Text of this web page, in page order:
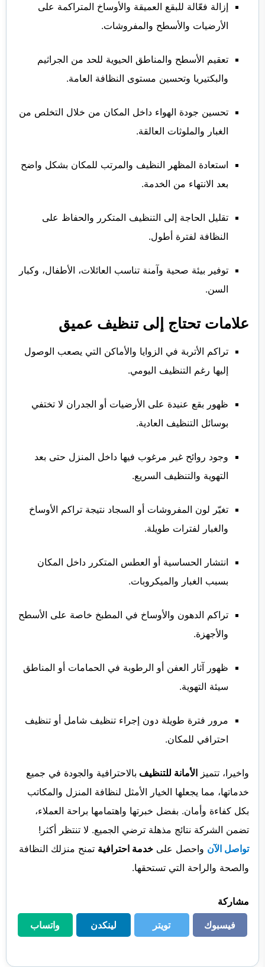
إزالة فعّالة للبقع العميقة والأوساخ المتراكمة على
الأرضيات والأسطح والمفروشات.
تعقيم الأسطح والمناطق الحيوية للحد من الجراثيم
والبكتيريا وتحسين مستوى النظافة العامة.
تحسين جودة الهواء داخل المكان من خلال التخلص من
الغبار والملوثات العالقة.
استعادة المظهر النظيف والمرتب للمكان بشكل واضح
بعد الانتهاء من الخدمة.
تقليل الحاجة إلى التنظيف المتكرر والحفاظ على
النظافة لفترة أطول.
توفير بيئة صحية وآمنة تناسب العائلات، الأطفال، وكبار
السن.
علامات تحتاج إلى تنظيف عميق
تراكم الأتربة في الزوايا والأماكن التي يصعب الوصول
إليها رغم التنظيف اليومي.
ظهور بقع عنيدة على الأرضيات أو الجدران لا تختفي
بوسائل التنظيف العادية.
وجود روائح غير مرغوب فيها داخل المنزل حتى بعد
التهوية والتنظيف السريع.
تغيّر لون المفروشات أو السجاد نتيجة تراكم الأوساخ
والغبار لفترات طويلة.
انتشار الحساسية أو العطس المتكرر داخل المكان
بسبب الغبار والميكروبات.
تراكم الدهون والأوساخ في المطبخ خاصة على الأسطح
والأجهزة.
ظهور آثار العفن أو الرطوبة في الحمامات أو المناطق
سيئة التهوية.
مرور فترة طويلة دون إجراء تنظيف شامل أو تنظيف
احترافي للمكان.
واخيرا، تتميز الأمانة للتنظيف بالاحترافية والجودة في جميع
خدماتها، مما يجعلها الخيار الأمثل لنظافة المنزل والمكاتب
بكل كفاءة وأمان. بفضل خبرتها واهتمامها براحة العملاء،
تضمن الشركة نتائج مذهلة ترضي الجميع. لا تنتظر أكثر!
تواصل الآن واحصل على خدمة احترافية تمنح منزلك النظافة
والصحة والراحة التي تستحقها.
مشاركة
فيسبوك
فيسبوك
تويتر
تويتر
لينكدن
لينكدن
واتساب
واتساب